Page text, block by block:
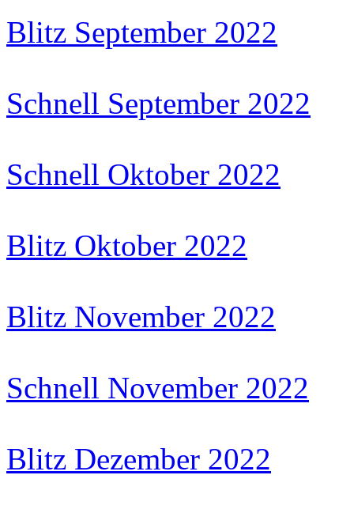
Blitz September 2022
Schnell September 2022
Schnell Oktober 2022
Blitz Oktober 2022
Blitz November 2022
Schnell November 2022
Blitz Dezember 2022